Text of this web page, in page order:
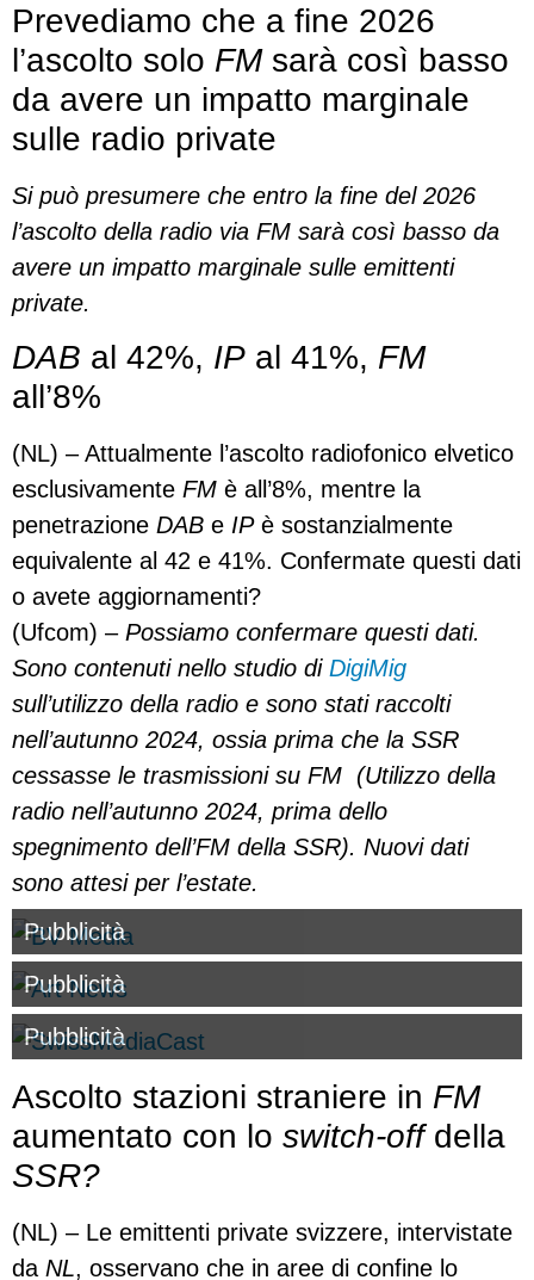
Prevediamo che a fine 2026
l’ascolto solo FMsarà così basso
da avere un impatto marginale
sulle radio private
Si può presumere che entro la fine del 2026
l’ascolto della radio via FM sarà così basso da
avere un impatto marginale sulle emittenti
private.
DAB al 42%, IP al 41%, FM
all’8%
(NL) – Attualmente l’ascolto radiofonico elvetico
esclusivamente FM è all’8%, mentre la
penetrazione DAB e IPè sostanzialmente
equivalente al 42 e 41%. Confermate questi dati
o avete aggiornamenti?
(Ufcom) – Possiamo confermare questi dati.
Sono contenuti nello studio di DigiMig
sull’utilizzo della radio e sono stati raccolti
nell’autunno 2024, ossia prima che la SSR
cessasse le trasmissioni su FM (Utilizzo della
radio nell’autunno 2024, prima dello
spegnimento dell’FM della SSR). Nuovi dati
sono attesi per l’estate.
Pubblicità
Pubblicità
Pubblicità
Ascolto stazioni straniere in FM
aumentato con lo switch-offdella
SSR?
(NL) – Le emittenti private svizzere, intervistate
da NL, osservano che in aree di confine lo